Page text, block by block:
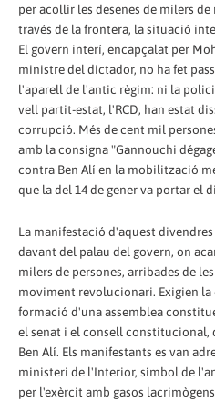
per acollir les desenes de milers
través de la frontera, la situació
El govern interí, encapçalat per
ministre del dictador, no ha fet
l'aparell de l'antic règim: ni la
vell partit-estat, l'RCD, han estat
corrupció. Més de cent mil
amb la consigna "Gannouchi
contra Ben Alí en la mobilització
que la del 14 de gener va portar el
La manifestació d'aquest divendres
davant del palau del govern, on
milers de persones, arribades de
moviment revolucionari. Exigien la
formació d'una assemblea
el senat i el consell constitucional,
Ben Alí. Els manifestants es van
ministeri de l'Interior, símbol de
per l'exèrcit amb gasos